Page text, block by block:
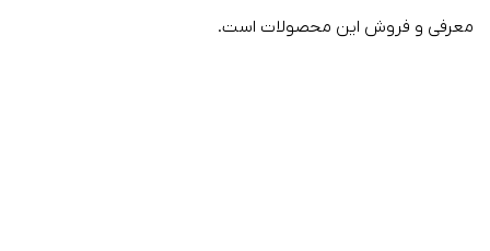
معرفی و فروش این محصولات است.